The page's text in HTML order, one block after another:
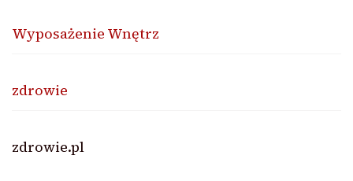
Wyposażenie Wnętrz
zdrowie
zdrowie.pl